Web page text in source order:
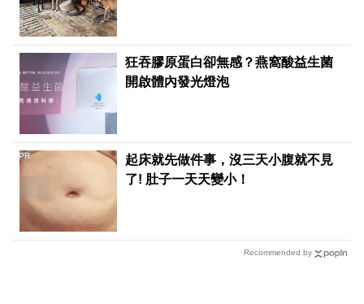
狂吞膠原蛋白卻無感？燕窩酸益生菌
開啟體內發光燈泡
起床就先做件事，沒三天小腹就不見
了! 肚子一天天變小！
PR
Recommended by